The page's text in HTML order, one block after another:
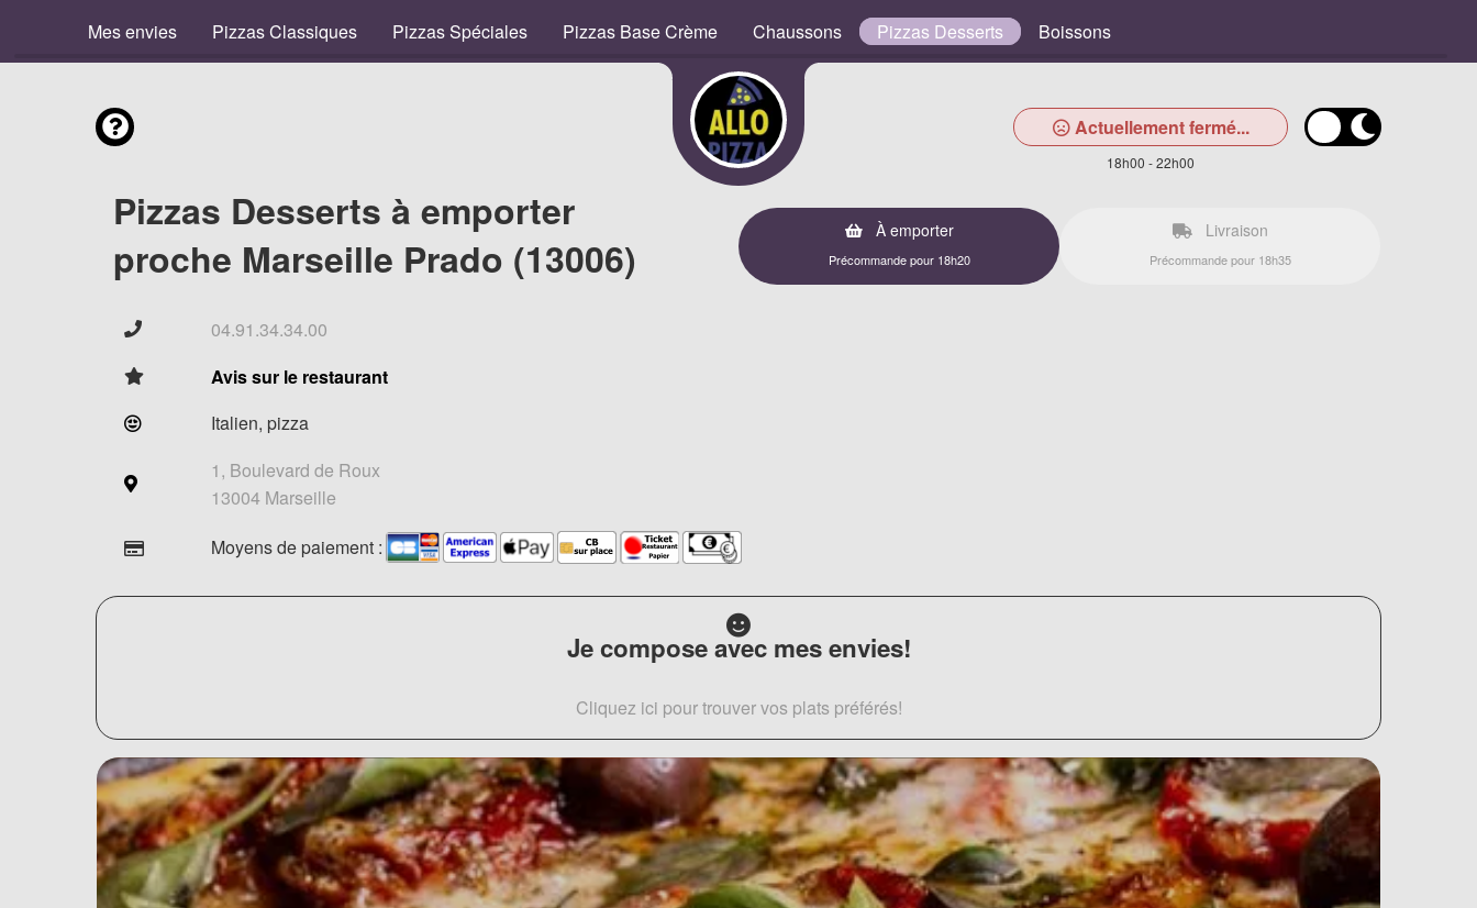
Mes envies Pizzas Classiques Pizzas Spéciales Pizzas Base Crème Chaussons Pizzas Desserts Boissons
Actuellement fermé...
18h00 - 22h00
Pizzas Desserts à emporter
proche Marseille Prado (13006)
À emporter
Précommande pour 18h20
Livraison
Précommande pour 18h35
04.91.34.34.00
Avis sur le restaurant
Italien, pizza
1, Boulevard de Roux
13004 Marseille
Moyens de paiement :
Je compose avec mes envies!
Cliquez ici pour trouver vos plats préférés!